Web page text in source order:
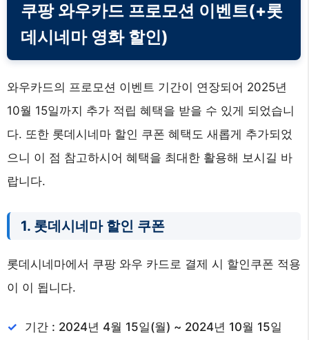
쿠팡 와우카드 프로모션 이벤트(+롯
데시네마 영화 할인)
와우카드의 프로모션 이벤트 기간이 연장되어 2025년
10월 15일까지 추가 적립 혜택을 받을 수 있게 되었습니
다. 또한 롯데시네마 할인 쿠폰 혜택도 새롭게 추가되었
으니 이 점 참고하시어 혜택을 최대한 활용해 보시길 바
랍니다.
1. 롯데시네마 할인 쿠폰
롯데시네마에서 쿠팡 와우 카드로 결제 시 할인쿠폰 적용
이 이 됩니다.
기간 : 2024년 4월 15일(월) ~ 2024년 10월 15일